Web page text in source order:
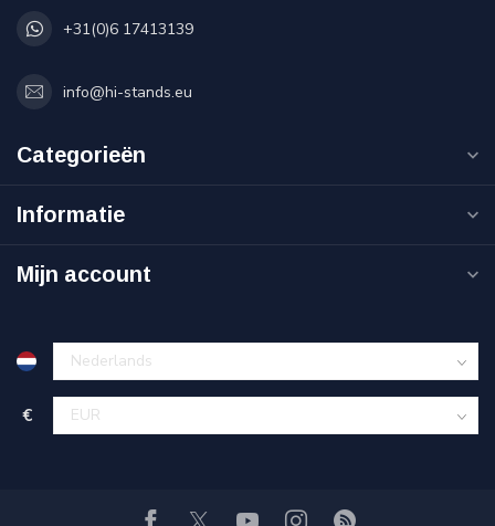
+31(0)6 17413139
info@hi-stands.eu
Categorieën
Informatie
Mijn account
€